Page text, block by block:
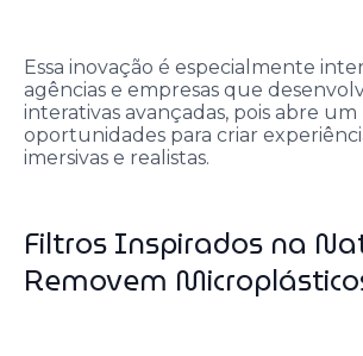
Essa inovação é especialmente
agências e empresas que
interativas avançadas, pois abre
oportunidades para criar
imersivas e realistas.
Filtros Inspirados na
Removem